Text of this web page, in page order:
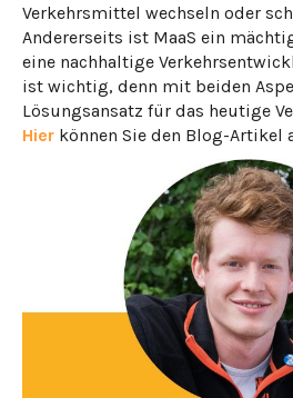
Verkehrsmittel wechseln oder
Andererseits ist MaaS ein
eine nachhaltige
ist wichtig, denn mit beiden
Lösungsansatz für das heutige
Hier können Sie den Blog-Artikel